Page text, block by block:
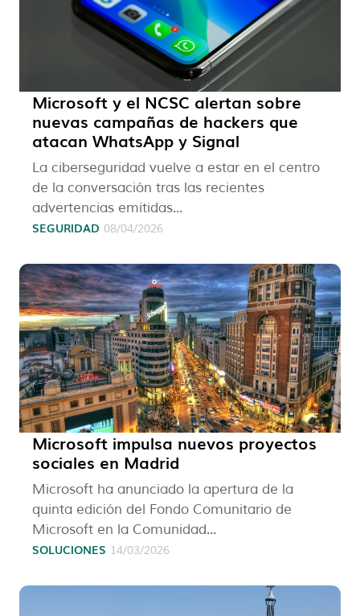
Microsoft y el NCSC alertan sobre
nuevas campañas de hackers que
atacan WhatsApp y Signal
La ciberseguridad vuelve a estar en el centro
de la conversación tras las recientes
advertencias emitidas...
SEGURIDAD 08/04/2026
Microsoft impulsa nuevos proyectos
sociales en Madrid
Microsoft ha anunciado la apertura de la
quinta edición del Fondo Comunitario de
Microsoft en la Comunidad...
SOLUCIONES 14/03/2026